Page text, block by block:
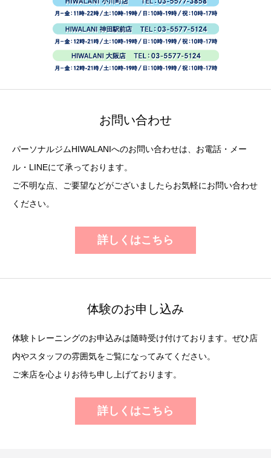
お問い合わせ
パーソナルジムHIWALANIへのお問い合わせは、お電話・メー
ル・LINEにて承っております。
ご不明な点、ご要望などがございましたらお気軽にお問い合わせ
ください。
詳しくはこちら
体験のお申し込み
体験トレーニングのお申込みは随時受け付けております。ぜひ店
内やスタッフの雰囲気をご覧になってみてください。
ご来店を心よりお待ち申し上げております。
詳しくはこちら